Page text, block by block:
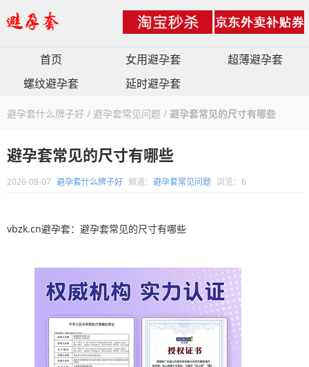
首页 女用避孕套
超薄避孕套
螺纹避孕套
延时避孕套
避孕套什么牌子好 / 避孕套常见问题 / 避孕套常见的尺寸有哪些
避孕套常见的尺寸有哪些
2026-08-07 避孕套什么牌子好 频道： 避孕套常见问题 浏览：6
vbzk.cn避孕套：避孕套常见的尺寸有哪些